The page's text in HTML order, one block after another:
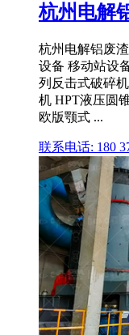
杭州电解
杭州电解铝废
设备 移动站设
列反击式破碎
机 HPT液压圆
欧版颚式 ...
联系电话: 180